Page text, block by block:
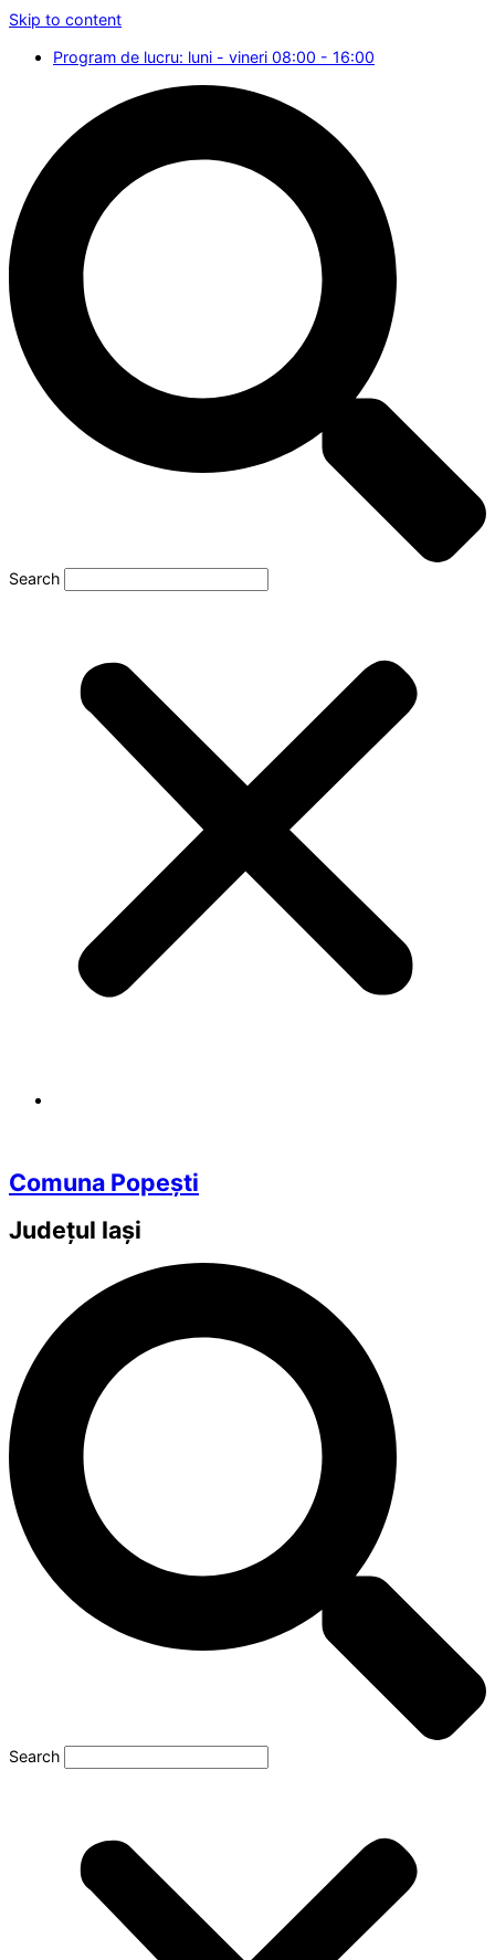
Skip to content
Program de lucru: luni - vineri 08:00 - 16:00
Search
Comuna Popești
Județul Iași
Search